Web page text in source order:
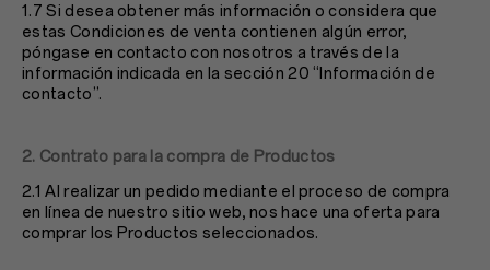
1.7 Si desea obtener más información o considera que
estas Condiciones de venta contienen algún error,
póngase en contacto con nosotros a través de la
información indicada en la sección20 “Información de
contacto”.
2. Contrato para la compra de Productos
2.1 Al realizar un pedido mediante el proceso de compra
en línea de nuestro sitio web, nos hace una oferta para
comprar los Productos seleccionados.